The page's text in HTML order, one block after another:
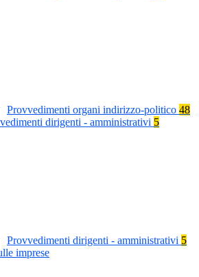
Provvedimenti organi indirizzo-politico 48
dirigenti - amministrativi 5
Provvedimenti dirigenti - amministrativi 5
imprese